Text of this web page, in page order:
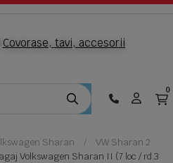
Covorase, tavi, accesorii
0
Sharan
VW Sharan 2
Volkswagen Sharan II (7 loc / rd.3